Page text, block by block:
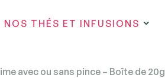
NOS THÉS ET INFUSIONS
avec ou sans pince – Boîte de 20g